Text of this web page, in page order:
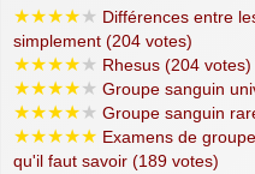
★★★★★ Différences entre
simplement (204 votes)
★★★★★ Rhesus (204 votes)
★★★★★ Groupe sanguin
★★★★★ Groupe sanguin
★★★★★ Examens de
qu'il faut savoir (189 votes)